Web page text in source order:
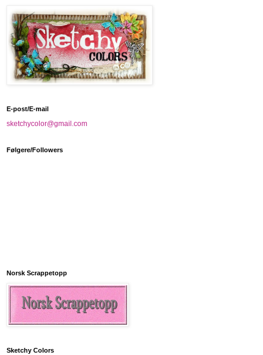
E-post/E-mail
sketchycolor@gmail.com
Følgere/Followers
Norsk Scrappetopp
Sketchy Colors